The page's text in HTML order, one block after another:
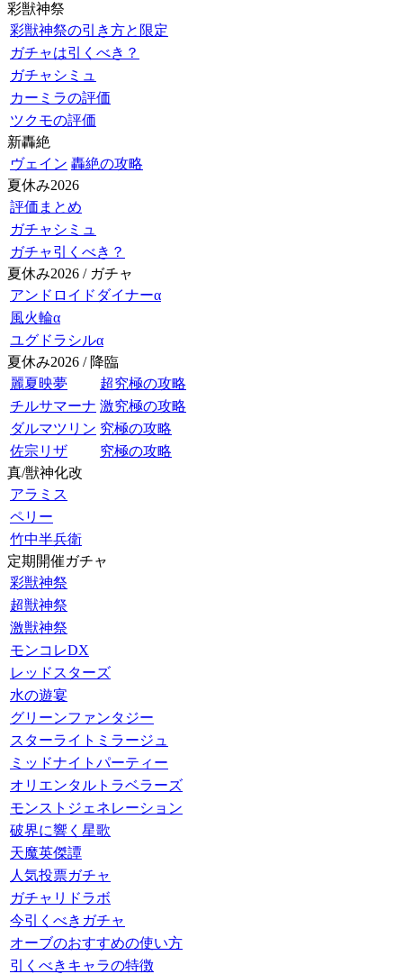
彩獣神祭
彩獣神祭の引き方と限定
ガチャは引くべき？
ガチャシミュ
カーミラの評価
ツクモの評価
新轟絶
ヴェイン 轟絶の攻略
夏休み2026
評価まとめ
ガチャシミュ
ガチャ引くべき？
夏休み2026 / ガチャ
アンドロイドダイナーα
風火輪α
ユグドラシルα
夏休み2026 / 降臨
麗夏映夢
超究極の攻略
チルサマーナ 激究極の攻略
ダルマツリン 究極の攻略
佐宗リザ
究極の攻略
真/獣神化改
アラミス
ペリー
竹中半兵衛
定期開催ガチャ
彩獣神祭
超獣神祭
激獣神祭
モンコレDX
レッドスターズ
水の遊宴
グリーンファンタジー
スターライトミラージュ
ミッドナイトパーティー
オリエンタルトラベラーズ
モンストジェネレーション
破界に響く星歌
天魔英傑譚
人気投票ガチャ
ガチャリドラボ
今引くべきガチャ
オーブのおすすめの使い方
引くべきキャラの特徴